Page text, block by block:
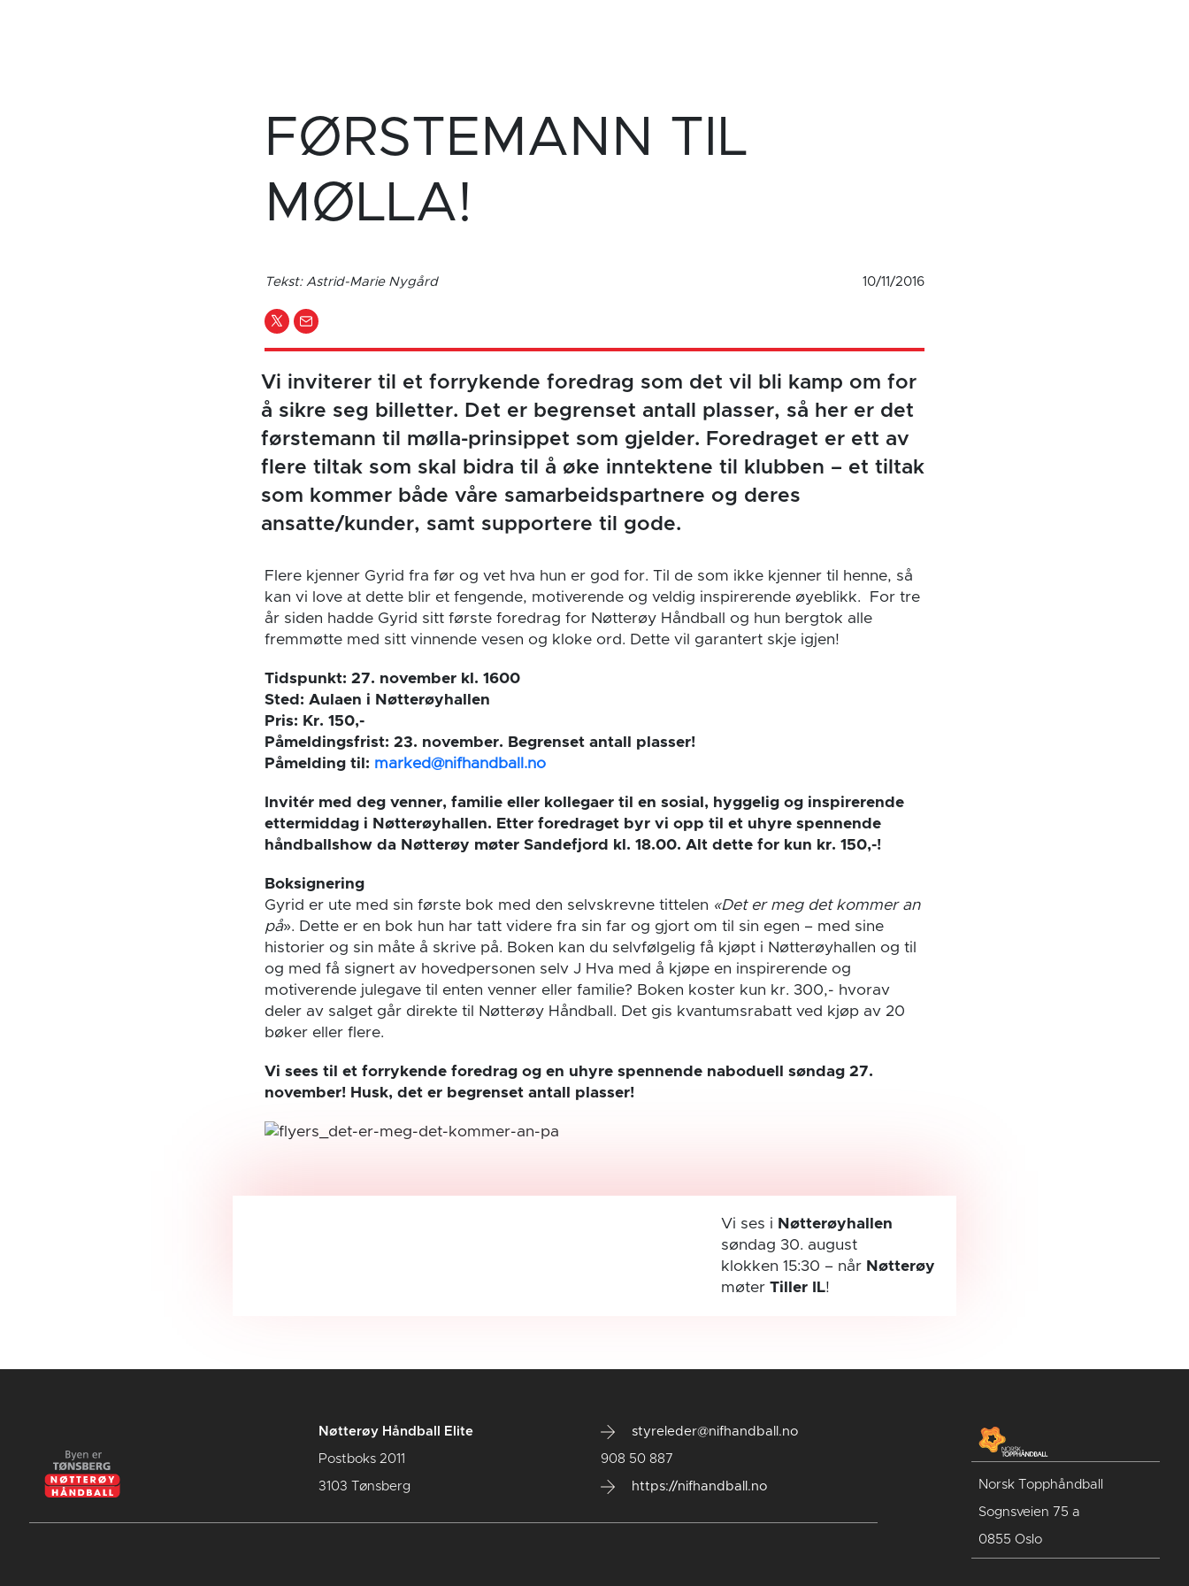
FØRSTEMANN TIL
MØLLA!
Tekst: Astrid-Marie Nygård 10/11/2016
Vi inviterer til et forrykende foredrag som det vil bli kamp om for
å sikre seg billetter. Det er begrenset antall plasser, så her er det
førstemann til mølla-prinsippet som gjelder. Foredraget er ett av
flere tiltak som skal bidra til å øke inntektene til klubben – et tiltak
som kommer både våre samarbeidspartnere og deres
ansatte/kunder, samt supportere til gode.
Flere kjenner Gyrid fra før og vet hva hun er god for. Til de som ikke kjenner til henne, så
kan vi love at dette blir et fengende, motiverende og veldig inspirerende øyeblikk. For tre
år siden hadde Gyrid sitt første foredrag for Nøtterøy Håndball og hun bergtok alle
fremmøtte med sitt vinnende vesen og kloke ord. Dette vil garantert skje igjen!
Tidspunkt: 27. november kl. 1600
Sted: Aulaen i Nøtterøyhallen
Pris: Kr. 150,-
Påmeldingsfrist: 23. november. Begrenset antall plasser!
Påmelding til: marked@nifhandball.no
Invitér med deg venner, familie eller kollegaer til en sosial, hyggelig og inspirerende
ettermiddag i Nøtterøyhallen. Etter foredraget byr vi opp til et uhyre spennende
håndballshow da Nøtterøy møter Sandefjord kl. 18.00. Alt dette for kun kr. 150,-!
Boksignering
Gyrid er ute med sin første bok med den selvskrevne tittelen «Det er meg det kommer an
på». Dette er en bok hun har tatt videre fra sin far og gjort om til sin egen – med sine
historier og sin måte å skrive på. Boken kan du selvfølgelig få kjøpt i Nøtterøyhallen og til
og med få signert av hovedpersonen selv J Hva med å kjøpe en inspirerende og
motiverende julegave til enten venner eller familie? Boken koster kun kr. 300,- hvorav
deler av salget går direkte til Nøtterøy Håndball. Det gis kvantumsrabatt ved kjøp av 20
bøker eller flere.
Vi sees til et forrykende foredrag og en uhyre spennende naboduell søndag 27.
november! Husk, det er begrenset antall plasser!
Vi ses i Nøtterøyhallen
søndag 30. august
klokken 15:30 – når Nøtterøy
møterTiller IL!
Nøtterøy Håndball Elite
Postboks 2011
3103 Tønsberg
styreleder@nifhandball.no
908 50 887
https://nifhandball.no Norsk Topphåndball
Sognsveien 75 a
0855 Oslo